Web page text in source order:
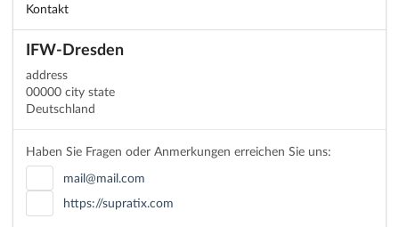
Kontakt
IFW-Dresden
address
00000 city state
Deutschland
Haben Sie Fragen oder Anmerkungen erreichen Sie uns:
mail@mail.com
https://supratix.com